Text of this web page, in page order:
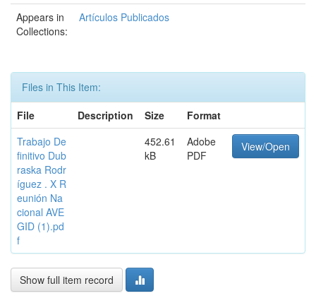
Appears in
Collections:
Artículos Publicados
Files in This Item:
File
Description Size
Format
Trabajo De
finitivo Dub
raska Rodr
íguez . X R
eunión Na
cional AVE
GID (1).pd
f
452.61
kB
Adobe
PDF
View/Open
Show full item record